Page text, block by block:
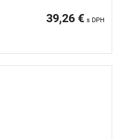
39,26 € s DPH